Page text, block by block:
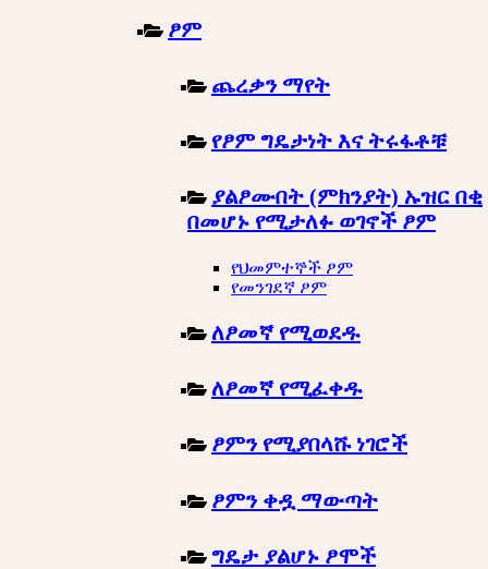
ፆም
ጨረቃን ማየት
የፆም ግዴታነት እና ትሩፋቶቹ
ያልፆሙበት (ምክንያት) ኡዝር በቂ
በመሆኑ የሚታለፉ ወገኖች ፆም
የህመምተኞች ፆም
የመንገደኛ ፆም
ለፆመኛ የሚወደዱ
ለፆመኛ የሚፈቀዱ
ፆምን የሚያበላሹ ነገሮች
ፆምን ቀዷ ማውጣት
ግዴታ ያልሆኑ ፆሞች